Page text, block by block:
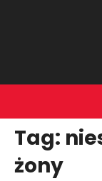
Tag:
żony